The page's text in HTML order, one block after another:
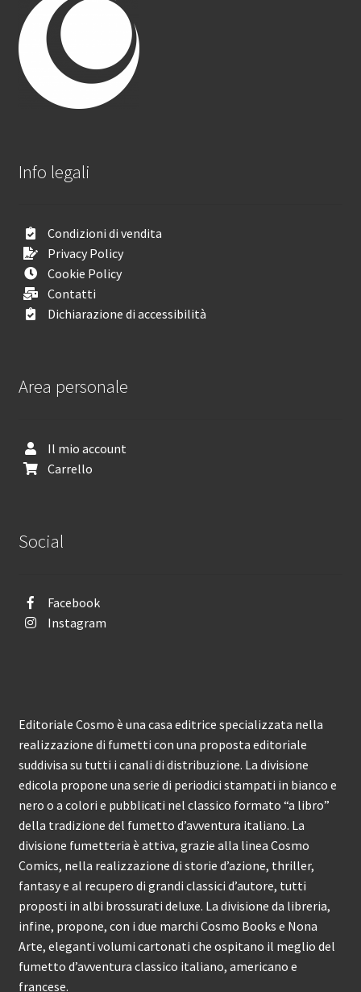
Info legali
Condizioni di vendita
Privacy Policy
Cookie Policy
Contatti
Dichiarazione di accessibilità
Area personale
Il mio account
Carrello
Social
Facebook
Instagram
Editoriale Cosmo è una casa editrice specializzata nella
realizzazione di fumetti con una proposta editoriale
suddivisa su tutti i canali di distribuzione. La divisione
edicola propone una serie di periodici stampati in bianco e
nero o a colori e pubblicati nel classico formato “a libro”
della tradizione del fumetto d’avventura italiano. La
divisione fumetteria è attiva, grazie alla linea Cosmo
Comics, nella realizzazione di storie d’azione, thriller,
fantasy e al recupero di grandi classici d’autore, tutti
proposti in albi brossurati deluxe. La divisione da libreria,
infine, propone, con i due marchi Cosmo Books e Nona
Arte, eleganti volumi cartonati che ospitano il meglio del
fumetto d’avventura classico italiano, americano e
francese.